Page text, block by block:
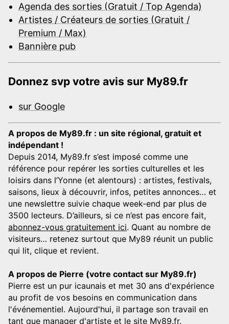
Agenda des sorties (Gratuit / Top Agenda)
Artistes / Créateurs de sorties (Gratuit /
Premium / Max)
Bannière pub
Donnez svp votre avis sur My89.fr
sur Google
A propos de My89.fr : un site régional, gratuit et
indépendant !
Depuis 2014, My89.fr s’est imposé comme une
référence pour repérer les sorties culturelles et les
loisirs dans l’Yonne (et alentours) : artistes, festivals,
saisons, lieux à découvrir, infos, petites annonces… et
une newslettre suivie chaque week-end par plus de
3500 lecteurs. D’ailleurs, si ce n’est pas encore fait,
abonnez-vous gratuitement ici. Quant au nombre de
visiteurs… retenez surtout que My89 réunit un public
qui lit, clique et revient.
A propos de Pierre (votre contact sur My89.fr)
Pierre est un pur icaunais et met 30 ans d'expérience
au profit de vos besoins en communication dans
l'événementiel. Aujourd'hui, il partage son travail en
tant que manager d'artiste et le site My89.fr.